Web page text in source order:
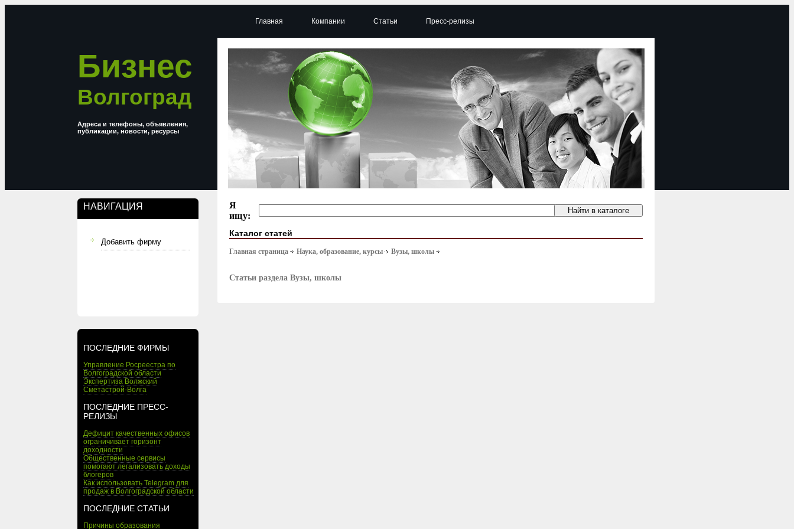
Бизнес
Волгоград
Адреса и телефоны, объявления,
публикации, новости, ресурсы
НАВИГАЦИЯ
Добавить фирму
ПОСЛЕДНИЕ ФИРМЫ
Управление Росреестра по
Волгоградской области
Экспертиза Волжский
Сметастрой-Волга
ПОСЛЕДНИЕ ПРЕСС-
РЕЛИЗЫ
Дефицит качественных офисов
ограничивает горизонт
доходности
Общественные сервисы
помогают легализовать доходы
блогеров
Как использовать Telegram для
продаж в Волгоградской области
ПОСЛЕДНИЕ СТАТЬИ
Причины образования
Главная Компании Статьи Пресс-релизы
Я
ищу:
Каталог статей
Главная страница Наука, образование, курсы Вузы, школы
Статьи раздела Вузы, школы